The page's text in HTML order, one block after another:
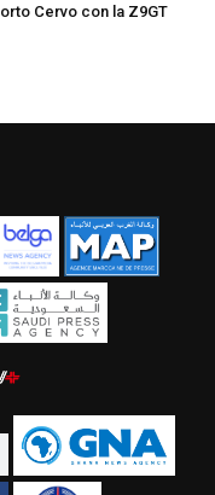
Cervo con la Z9GT